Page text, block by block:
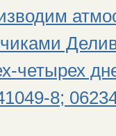
четырех
8;